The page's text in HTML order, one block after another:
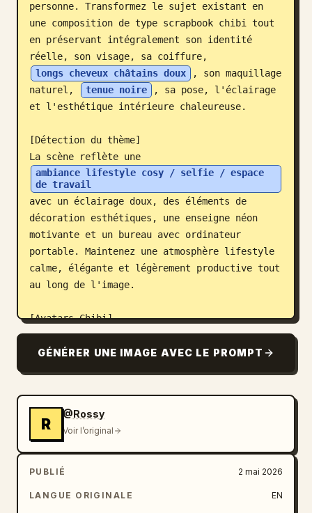
personne. Transformez le sujet existant en
une composition de type scrapbook chibi tout
en préservant intégralement son identité
réelle, son visage, sa coiffure,
longs cheveux châtains doux
, son maquillage
naturel,
tenue noire
, sa pose, l'éclairage
et l'esthétique intérieure chaleureuse.
[Détection du thème]
La scène reflète une
ambiance lifestyle cosy / selfie / espace
de travail
avec un éclairage doux, des éléments de
décoration esthétiques, une enseigne néon
motivante et un bureau avec ordinateur
portable. Maintenez une atmosphère lifestyle
calme, élégante et légèrement productive tout
au long de l'image.
[Avatars Chibi]
Ajoutez 5 à 8 mini versions chibi de la MÊME
fille :
- même expression douce et confiante
Style :
- style autocollant chibi kawaii
- yeux expressifs et mignons
GÉNÉRER UNE IMAGE AVEC LE PROMPT
R
@Rossy
Voir l’original
PUBLIÉ 2 mai 2026
LANGUE ORIGINALE EN